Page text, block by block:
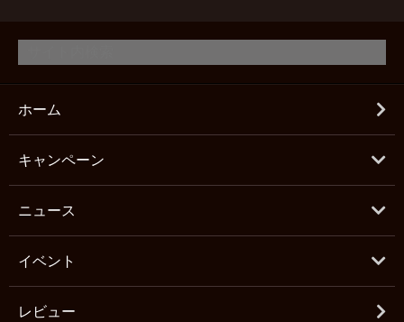
ホーム
キャンペーン
ニュース
イベント
レビュー